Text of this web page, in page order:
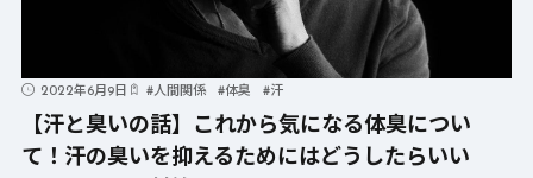
2022年6月9日 #人間関係 #体臭 #汗
【汗と臭いの話】これから気になる体臭につい
て！汗の臭いを抑えるためにはどうしたらいい